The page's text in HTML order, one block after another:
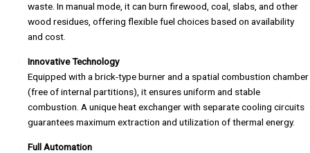
waste. In manual mode, it can burn firewood, coal, slabs, and other
wood residues, offering flexible fuel choices based on availability
and cost.
Innovative Technology
Equipped with a brick-type burner and a spatial combustion chamber
(free of internal partitions), it ensures uniform and stable
combustion. A unique heat exchanger with separate cooling circuits
guarantees maximum extraction and utilization of thermal energy.
Full Automation